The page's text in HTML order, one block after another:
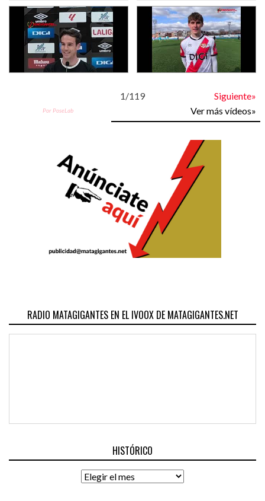
1/119 Siguiente»
Por PoseLab Ver más vídeos»
RADIO MATAGIGANTES EN EL IVOOX DE MATAGIGANTES.NET
HISTÓRICO
Histórico